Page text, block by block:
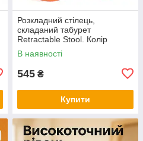
Розкладний стілець,
складаний табурет
Retractable Stool. Колір
помаранчевий YX-46
В наявності
545 ₴
Купити